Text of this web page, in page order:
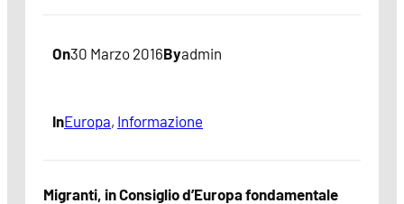
On30 Marzo 2016Byadmin
InEuropa, Informazione
Migranti, in Consiglio d’Europa fondamentale